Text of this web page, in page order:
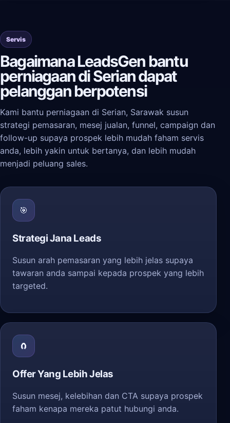
Servis
Bagaimana LeadsGen bantu
perniagaan di Serian dapat
pelanggan berpotensi
Kami bantu perniagaan di Serian, Sarawak susun
strategi pemasaran, mesej jualan, funnel, campaign dan
follow-up supaya prospek lebih mudah faham servis
anda, lebih yakin untuk bertanya, dan lebih mudah
menjadi peluang sales.
🎯
Strategi Jana Leads
Susun arah pemasaran yang lebih jelas supaya
tawaran anda sampai kepada prospek yang lebih
targeted.
🧲
Offer Yang Lebih Jelas
Susun mesej, kelebihan dan CTA supaya prospek
faham kenapa mereka patut hubungi anda.